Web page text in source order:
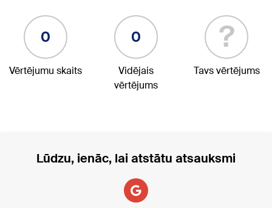
0
Vērtējumu skaits
0
Vidējais
vērtējums
?
Tavs vērtējums
Lūdzu, ienāc, lai atstātu atsauksmi